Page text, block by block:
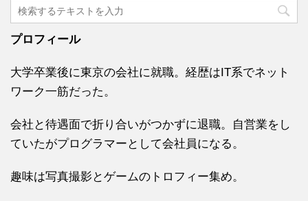
プロフィール
大学卒業後に東京の会社に就職。経歴はIT系でネット
ワーク一筋だった。
会社と待遇面で折り合いがつかずに退職。自営業をし
ていたがプログラマーとして会社員になる。
趣味は写真撮影とゲームのトロフィー集め。